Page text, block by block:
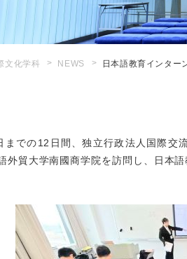
文化学科 NEWS 日本語教育インター
での12日間、独立行政法人国際交
外貿大学南國商学院を訪問し、日本